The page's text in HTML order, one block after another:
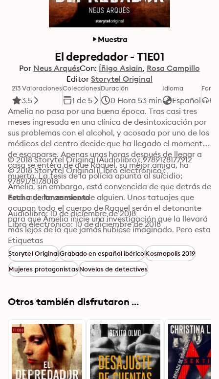
Muestra
El depredador - T1E01
Por Neus ArquésCon: Íñigo Asiain Rosa Campillo
Editor Storytel Original
213 Valoraciones
3.5
Colecciones
1 de 5
Duración
0 Hora 53 min
Idioma
Español
Amelia no pasa por una buena época. Tras casi tres
meses ingresada en una clínica de desintoxicación por
sus problemas con el alcohol, y acosada por uno de los
médicos del centro decide que ha llegado el momento
de escaparse. Apenas unas horas después de llegar a
casa se entera de que Raquel, su mejor amiga, ha
muerto. La tesis de la policía apunta al suicidio;
Amelia, sin embargo, está convencida de que detrás de
esta muerte se esconde alguien. Unos tatuajes que
ocupan todo el cuerpo de Raquel serán el detonante
para que Amelia inicie una investigación que la llevará
más lejos de lo que jamás hubiese imaginado. Pero esta
es también la historia de una fantasía, la del
depredador, siempre al acecho, a la espera del mejor
momento para atacar. ¿Estamos preparados para
aceptar que el mal vive tan cerca?
© 2018 Storytel Original (Audiolibro): 9789178177912
© 2018 Storytel Original (Libro electrónico):
9789178178018
Fecha de lanzamiento
Audiolibro: 10 de diciembre de 2018
Libro electrónico: 10 de diciembre de 2018
Etiquetas
Storytel OriginalGrabado en español ibéricoKosmopolis 2019
Mujeres protagonistasNovelas de detectives
Otros también disfrutaron ...